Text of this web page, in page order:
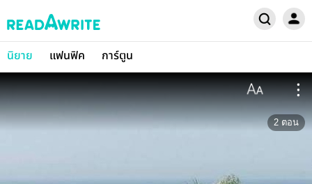
นิยาย แฟนฟิค การ์ตูน
2 ตอน